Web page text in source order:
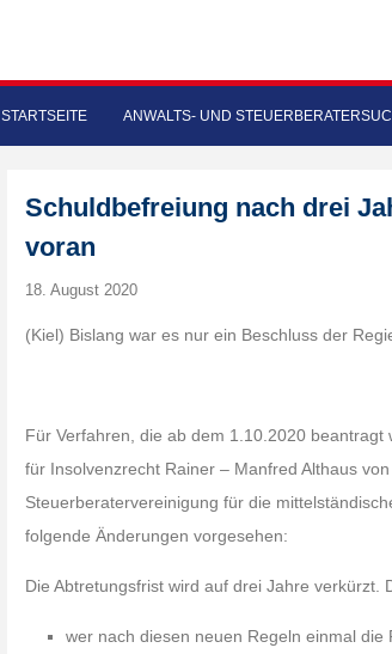
STARTSEITE ANWALTS- UND
Schuldbefreiung nach drei
voran
18. August 2020
(Kiel) Bislang war es nur ein Beschluss der
Für Verfahren, die ab dem 1.10.2020
für Insolvenzrecht Rainer – Manfred Althaus
Steuerberatervereinigung für die
folgende Änderungen vorgesehen:
Die Abtretungsfrist wird auf drei Jahre verkürzt.
wer nach diesen neuen Regeln einmal